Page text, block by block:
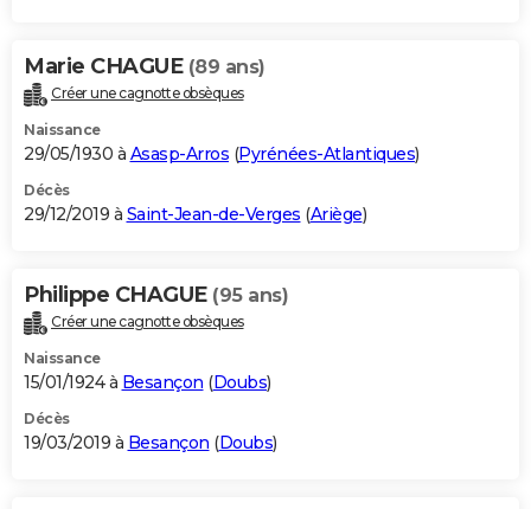
Marie CHAGUE (89 ans)
Créer une cagnotte obsèques
Naissance
29/05/1930 à Asasp-Arros (Pyrénées-Atlantiques)
Décès
29/12/2019 à Saint-Jean-de-Verges (Ariège)
Philippe CHAGUE (95 ans)
Créer une cagnotte obsèques
Naissance
15/01/1924 à Besançon (Doubs)
Décès
19/03/2019 à Besançon (Doubs)